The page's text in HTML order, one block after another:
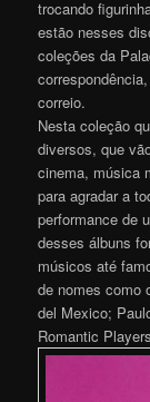
trocando
estão nesses
coleções da
correio.
Nesta coleção
diversos, que
cinema, música
para agradar a
performance de
desses álbuns
músicos até
de nomes como
del Mexico;
Romantic